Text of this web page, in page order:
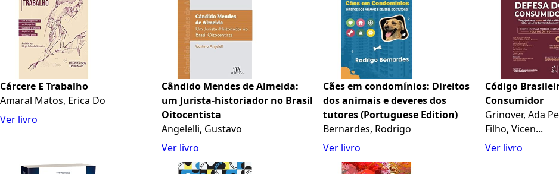
Cárcere E Trabalho
Amaral Matos, Erica Do
Ver livro
Cândido Mendes de Almeida:
um Jurista-historiador no Brasil
Oitocentista
Angelelli, Gustavo
Ver livro
Cães em condomínios: Direitos
dos animais e deveres dos
tutores (Portuguese Edition)
Bernardes, Rodrigo
Ver livro
Código
Consumidor
Grinover, Ada
Filho, Vicen...
Ver livro